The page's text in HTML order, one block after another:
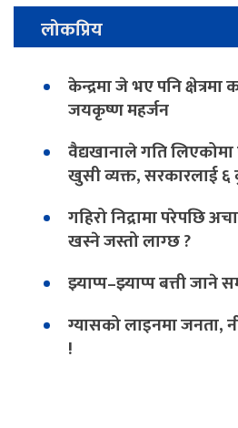
लोकप्रिय
केन्द्रमा जे भए पनि क्षेत्रमा
जयकृष्ण महर्जन
वैद्यखानाले गति लिएकोमा
खुसी व्यक्त, सरकारलाई
गहिरो निद्रामा परेपछि
खस्ने जस्तो लाग्छ ?
झ्याप्प–झ्याप्प बत्ती जाने
ग्यासको लाइनमा जनता,
!